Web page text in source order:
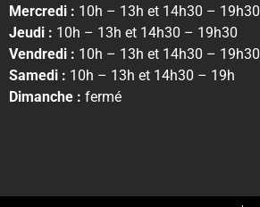
Mercredi : 10h – 13h et 14h30 – 19h30
Jeudi : 10h – 13h et 14h30 – 19h30
Vendredi : 10h – 13h et 14h30 – 19h30
Samedi : 10h – 13h et 14h30 – 19h
Dimanche : fermé